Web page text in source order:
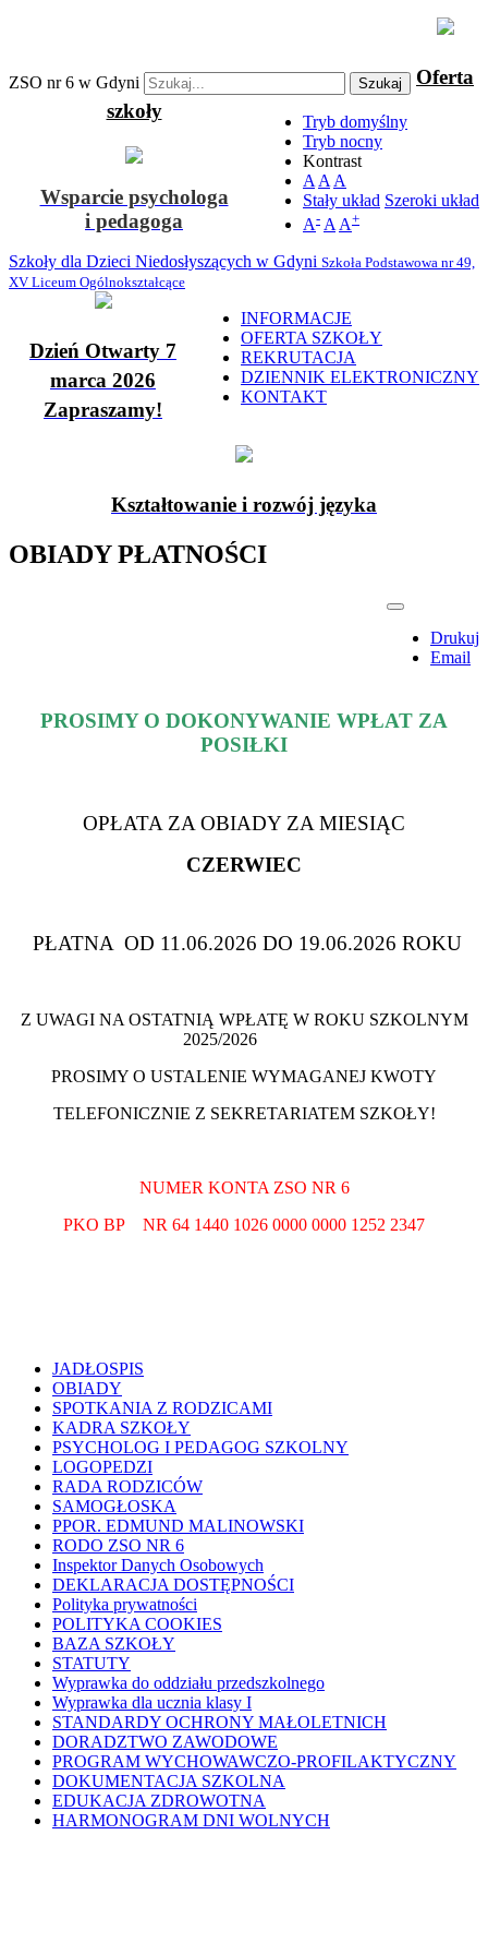
ZSO nr 6 w Gdyni Szukaj
Tryb domyślny
Tryb nocny
Kontrast
A A A
Stały układ Szeroki układ
A- A A+
Szkoły dla Dzieci Niedosłyszących w Gdyni Szkoła Podstawowa nr 49,
XV Liceum Ogólnokształcące
INFORMACJE
OFERTA SZKOŁY
REKRUTACJA
DZIENNIK ELEKTRONICZNY
KONTAKT
Oferta
szkoły
Wsparcie psychologa
i pedagoga
Dzień Otwarty 7
marca 2026
Zapraszamy!
Kształtowanie i rozwój języka
OBIADY PŁATNOŚCI
Drukuj
Email
PROSIMY O DOKONYWANIE WPŁAT ZA
POSIŁKI
OPŁATA ZA OBIADY ZA MIESIĄC
CZERWIEC
PŁATNA OD 11.06.2026 DO 19.06.2026 ROKU
Z UWAGI NA OSTATNIĄ WPŁATĘ W ROKU SZKOLNYM
2025/2026
PROSIMY O USTALENIE WYMAGANEJ KWOTY
TELEFONICZNIE Z SEKRETARIATEM SZKOŁY!
NUMER KONTA ZSO NR 6
PKO BP NR 64 1440 1026 0000 0000 1252 2347
JADŁOSPIS
OBIADY
SPOTKANIA Z RODZICAMI
KADRA SZKOŁY
PSYCHOLOG I PEDAGOG SZKOLNY
LOGOPEDZI
RADA RODZICÓW
SAMOGŁOSKA
PPOR. EDMUND MALINOWSKI
RODO ZSO NR 6
Inspektor Danych Osobowych
DEKLARACJA DOSTĘPNOŚCI
Polityka prywatności
POLITYKA COOKIES
BAZA SZKOŁY
STATUTY
Wyprawka do oddziału przedszkolnego
Wyprawka dla ucznia klasy I
STANDARDY OCHRONY MAŁOLETNICH
DORADZTWO ZAWODOWE
PROGRAM WYCHOWAWCZO-PROFILAKTYCZNY
DOKUMENTACJA SZKOLNA
EDUKACJA ZDROWOTNA
HARMONOGRAM DNI WOLNYCH